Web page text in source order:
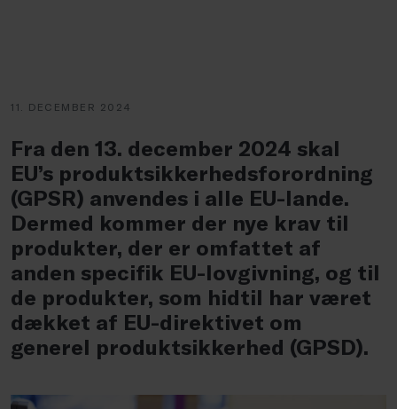
11. DECEMBER 2024
Fra den 13. december 2024 skal
EU’s produktsikkerhedsforordning
(GPSR) anvendes i alle EU-lande.
Dermed kommer der nye krav til
produkter, der er omfattet af
anden specifik EU-lovgivning, og til
de produkter, som hidtil har været
dækket af EU-direktivet om
generel produktsikkerhed (GPSD).